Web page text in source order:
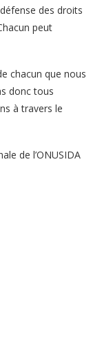
des droits
peut
chacun que nous
donc tous
à travers le
de l’ONUSIDA